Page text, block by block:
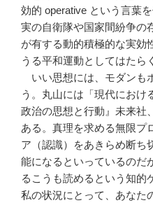
効的 operative という言葉
実の自衛隊や国家間紛争の
が有する動的積極的な実効
うる平和運動としてはたら
いい思想には、モダンも
う。丸山には「現代におけ
政治の思想と行動』未来社
ある。真理を求める無限プ
ア（認識）をあきらめ断ち
能になるといっているのだ
るこうも読めるという知的
私の状況にとって、あなた